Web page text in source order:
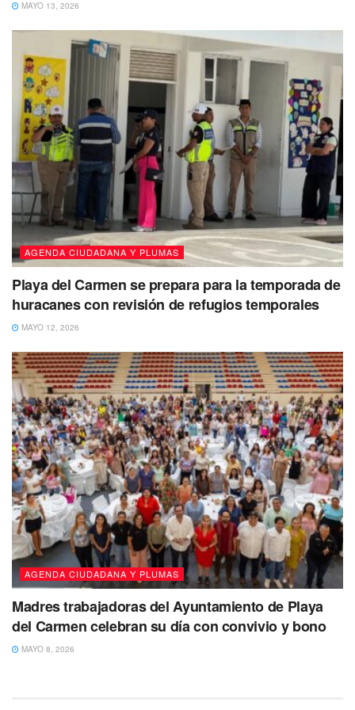
genera odio y violencia”, asentó
Tags: Laura Fernández Mara Lezama
MAYO 13, 2026
AGENDA CIUDADANA Y PLUMAS
Playa del Carmen se prepara para la temporada de
huracanes con revisión de refugios temporales
MAYO 12, 2026
AGENDA CIUDADANA Y PLUMAS
Madres trabajadoras del Ayuntamiento de Playa
del Carmen celebran su día con convivio y bono
MAYO 8, 2026